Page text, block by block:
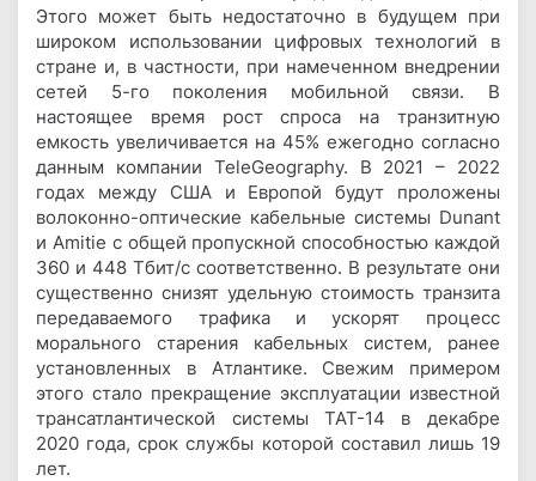
Этого может быть недостаточно в будущем при
широком использовании цифровых технологий в
стране и, в частности, при намеченном внедрении
сетей 5-го поколения мобильной связи. В
настоящее время рост спроса на транзитную
емкость увеличивается на 45% ежегодно согласно
данным компании TeleGeography. В 2021 – 2022
годах между США и Европой будут проложены
волоконно-оптические кабельные системы Dunant
и Amitie с общей пропускной способностью каждой
360 и 448 Тбит/с соответственно. В результате они
существенно снизят удельную стоимость транзита
передаваемого трафика и ускорят процесс
морального старения кабельных систем, ранее
установленных в Атлантике. Свежим примером
этого стало прекращение эксплуатации известной
трансатлантической системы ТАТ-14 в декабре
2020 года, срок службы которой составил лишь 19
лет.